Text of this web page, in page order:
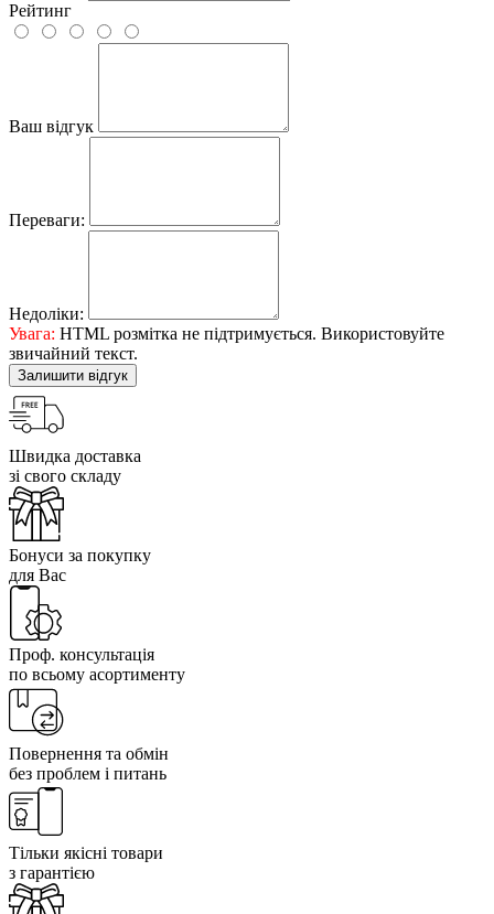
Рейтинг
Ваш відгук
Переваги:
Недоліки:
Увага: HTML розмітка не підтримується. Використовуйте
звичайний текст.
Залишити відгук
Швидка доставка
зі свого складу
Бонуси за покупку
для Вас
Проф. консультація
по всьому асортименту
Повернення та обмін
без проблем і питань
Тільки якісні товари
з гарантією